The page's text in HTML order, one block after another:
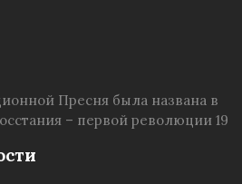
Пресня была названа в
– первой революции 19